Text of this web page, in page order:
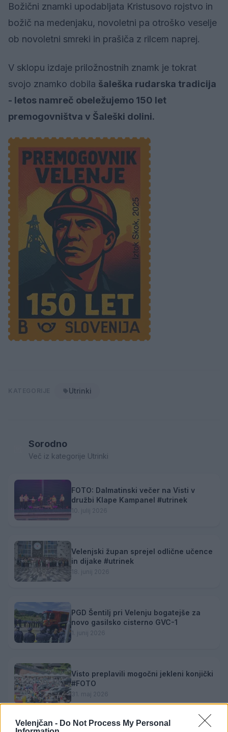
Velenjčan - Do Not Process My Personal
Božični znamki upodabljata Kristusovo rojstvo in
božič na medenjaku, novoletni pa otroško veselje
ob novoletni smreki in prašiča z rilcem naprej.
V sklopu izdaje priložnostnih znamk je tokrat
svojo znamko dobila šaleška rudarska tradicija
- letos namreč obeležujemo 150 let
premogovništva v Šaleški dolini.
Utrinki
Sorodno
Več iz kategorije Utrinki
FOTO: Dalmatinski večer na Visti v
družbi Klape Kampanel #utrinek
10. julij 2026
Velenjski župan sprejel odlične učence
in dijake #utrinek
18. junij 2026
PGD Šentilj pri Velenju bogatejše za
novo gasilsko cisterno GVC-1
1. junij 2026
Visto preplavili mogočni jekleni konjički
#FOTO
31. maj 2026